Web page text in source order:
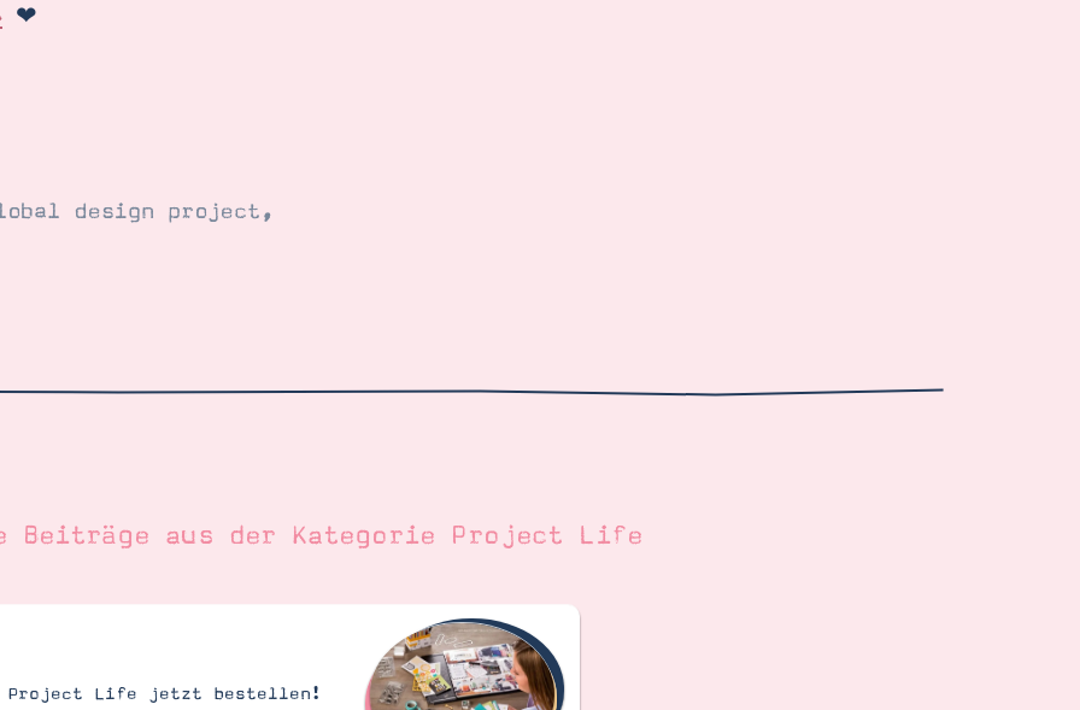
❤︎
design project,
Beiträge aus der Kategorie Project Life
Project Life jetzt bestellen!